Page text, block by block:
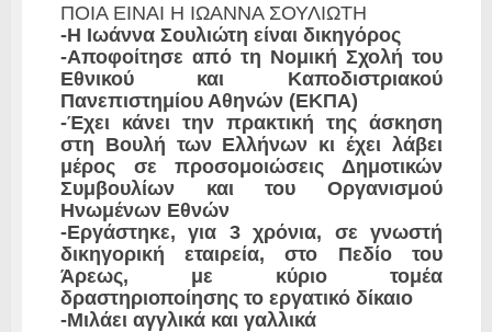
ΠΟΙΑ ΕΙΝΑΙ Η ΙΩΑΝΝΑ ΣΟΥΛΙΩΤΗ
-Η Ιωάννα Σουλιώτη είναι δικηγόρος
-Αποφοίτησε από τη Νομική Σχολή του
Εθνικού και Καποδιστριακού
Πανεπιστημίου Αθηνών (ΕΚΠΑ)
-Έχει κάνει την πρακτική της άσκηση
στη Βουλή των Ελλήνων κι έχει λάβει
μέρος σε προσομοιώσεις Δημοτικών
Συμβουλίων και του Οργανισμού
Ηνωμένων Εθνών
-Εργάστηκε, για 3 χρόνια, σε γνωστή
δικηγορική εταιρεία, στο Πεδίο του
Άρεως, με κύριο τομέα
δραστηριοποίησης το εργατικό δίκαιο
-Μιλάει αγγλικά και γαλλικά